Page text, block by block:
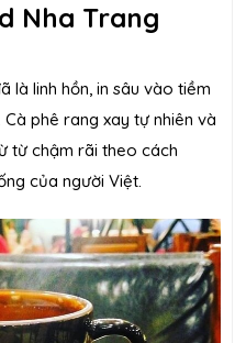
Nha Trang
là linh hồn, in sâu vào tiềm
phê rang xay tự nhiên và
từ chậm rãi theo cách
của người Việt.